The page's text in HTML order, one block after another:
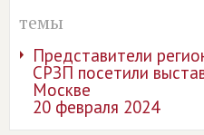
темы
Представители
СРЗП посетили
Москве
20 февраля 2024